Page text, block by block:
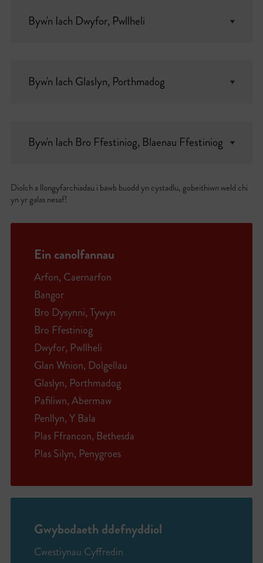
Byw'n Iach Dwyfor, Pwllheli
Byw'n Iach Glaslyn, Porthmadog
Byw'n Iach Bro Ffestiniog, Blaenau Ffestiniog
Diolch a llongyfarchiadau i bawb buodd yn cystadlu, gobeithiwn weld chi
yn yr galas nesaf!
Ein canolfannau
Arfon, Caernarfon
Bangor
Bro Dysynni, Tywyn
Bro Ffestiniog
Dwyfor, Pwllheli
Glan Wnion, Dolgellau
Glaslyn, Porthmadog
Pafiliwn, Abermaw
Penllyn, Y Bala
Plas Ffrancon, Bethesda
Plas Silyn, Penygroes
Gwybodaeth ddefnyddiol
Cwestiynau Cyffredin